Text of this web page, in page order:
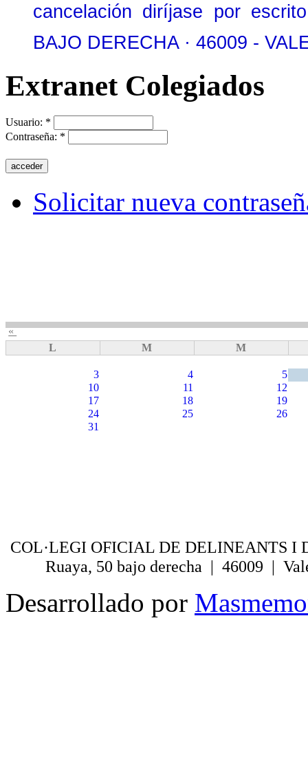
cancelación diríjase por
BAJO DERECHA · 46009 -
Extranet Colegiados
Usuario: *
Contraseña: *
Solicitar nueva
«
L
M M
3 4
5
10
11
12
17
18
19
24
25
26
31
COL·LEGI OFICIAL DE DELINEANTS I
Ruaya, 50 bajo derecha | 46009 |
Desarrollado por